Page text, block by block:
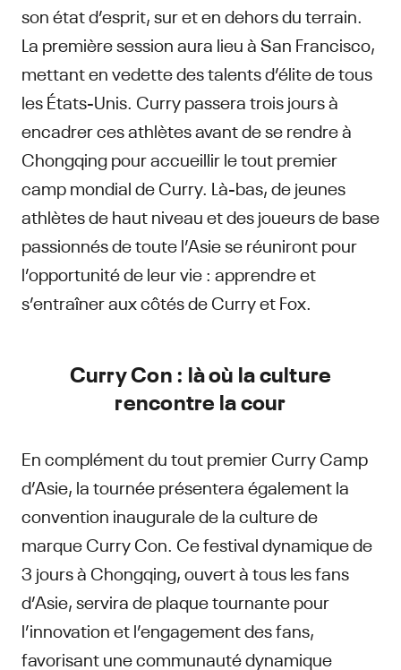
son état d’esprit, sur et en dehors du terrain.
La première session aura lieu à San Francisco,
mettant en vedette des talents d’élite de tous
les États-Unis. Curry passera trois jours à
encadrer ces athlètes avant de se rendre à
Chongqing pour accueillir le tout premier
camp mondial de Curry. Là-bas, de jeunes
athlètes de haut niveau et des joueurs de base
passionnés de toute l’Asie se réuniront pour
l’opportunité de leur vie : apprendre et
s’entraîner aux côtés de Curry et Fox.
Curry Con : là où la culture
rencontre la cour
En complément du tout premier Curry Camp
d’Asie, la tournée présentera également la
convention inaugurale de la culture de
marque Curry Con. Ce festival dynamique de
3 jours à Chongqing, ouvert à tous les fans
d’Asie, servira de plaque tournante pour
l’innovation et l’engagement des fans,
favorisant une communauté dynamique